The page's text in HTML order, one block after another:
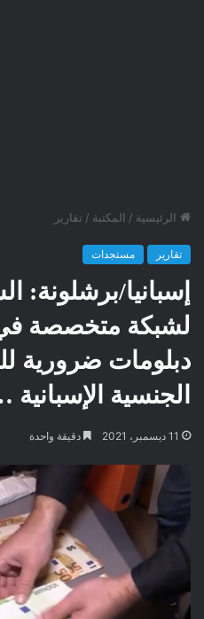
الرئيسية / المكتبة / تقارير
تقارير مستجدات
إسبانيا/
لشبكة متخصصة
دبلومات ضرورية
الجنسية الإسبانية
11 ديسمبر، 2021 دقيقة واحدة